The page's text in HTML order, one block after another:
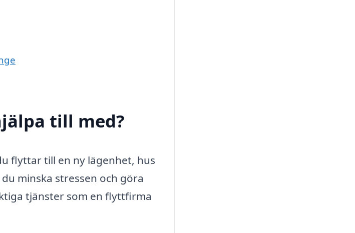
till med?
flyttar till en ny lägenhet, hus
minska stressen och göra
tjänster som en flyttfirma